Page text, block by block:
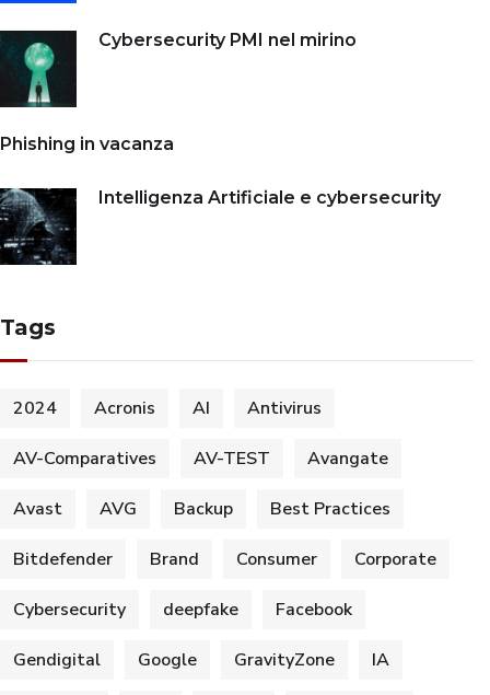
Cybersecurity PMI nel mirino
Phishing in vacanza
Intelligenza Artificiale e cybersecurity
Tags
2024 Acronis AI Antivirus
AV-Comparatives AV-TEST Avangate
Avast AVG Backup Best Practices
Bitdefender Brand Consumer Corporate
Cybersecurity deepfake Facebook
Gendigital Google GravityZone IA